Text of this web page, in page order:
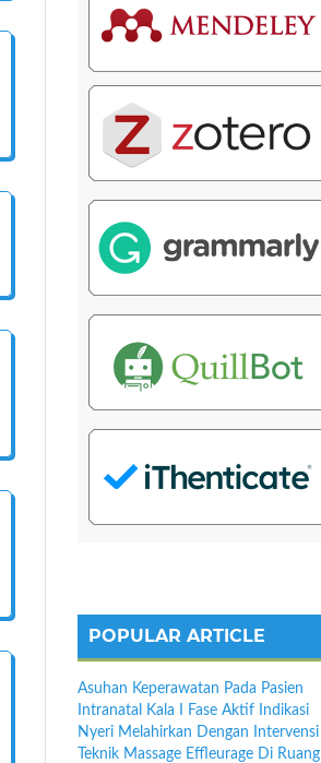
POPULAR ARTICLE
Asuhan Keperawatan Pada Pasien
Intranatal Kala I Fase Aktif Indikasi
Nyeri Melahirkan Dengan Intervensi
Teknik Massage Effleurage Di Ruang